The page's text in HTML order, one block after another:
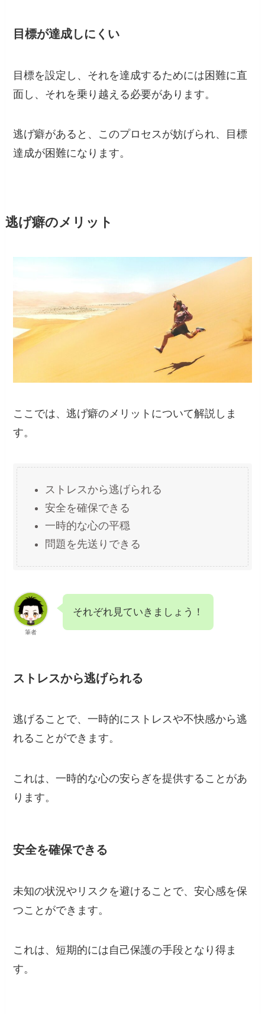
目標が達成しにくい
目標を設定し、それを達成するためには困難に直
面し、それを乗り越える必要があります。
逃げ癖があると、このプロセスが妨げられ、目標
達成が困難になります。
逃げ癖のメリット
ここでは、逃げ癖のメリットについて解説しま
す。
ストレスから逃げられる
安全を確保できる
一時的な心の平穏
問題を先送りできる
筆者
それぞれ見ていきましょう！
ストレスから逃げられる
逃げることで、一時的にストレスや不快感から逃
れることができます。
これは、一時的な心の安らぎを提供することがあ
ります。
安全を確保できる
未知の状況やリスクを避けることで、安心感を保
つことができます。
これは、短期的には自己保護の手段となり得ま
す。